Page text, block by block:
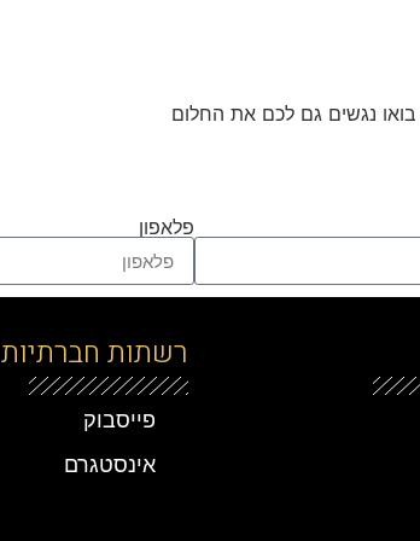
בואו נגשים גם לכם את החלום
פלאפון
רשתות חברתיות
פייסבוק
אינסטגרם